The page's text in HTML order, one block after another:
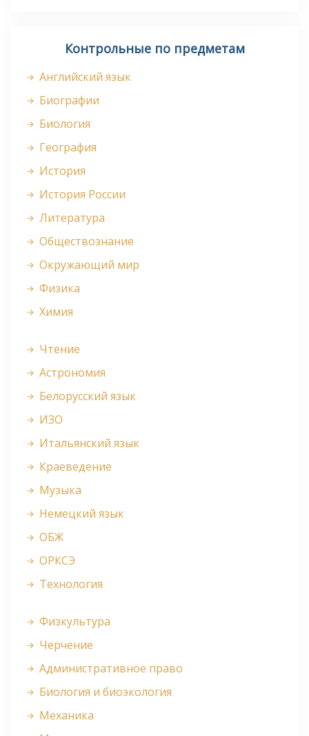
Контрольные по предметам
Английский язык
Биографии
Биология
География
История
История России
Литература
Обществознание
Окружающий мир
Физика
Химия
Чтение
Астрономия
Белорусский язык
ИЗО
Итальянский язык
Краеведение
Музыка
Немецкий язык
ОБЖ
ОРКСЭ
Технология
Физкультура
Черчение
Административное право
Биология и биоэкология
Механика